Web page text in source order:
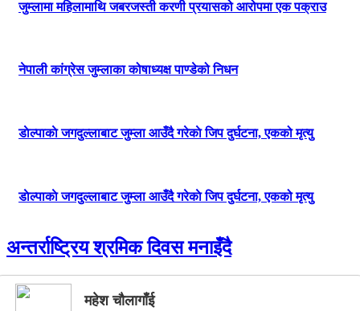
जुम्लामा महिलामाथि जबरजस्ती करणी प्रयासको आरोपमा एक पक्राउ
नेपाली कांग्रेस जुम्लाका कोषाध्यक्ष पाण्डेको निधन
डाेल्पाकाे जगदुल्लाबाट जुम्ला आउँदै गरेकाे जिप दुर्घटना, एकको मृत्यु
डाेल्पाकाे जगदुल्लाबाट जुम्ला आउँदै गरेकाे जिप दुर्घटना, एकको मृत्यु
अन्तर्राष्ट्रिय श्रमिक दिवस मनाइँदै
महेश चाैलागाँई